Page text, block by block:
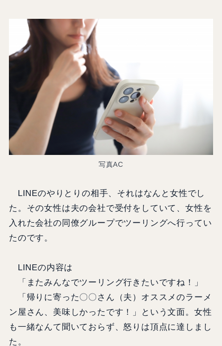
写真AC
LINEのやりとりの相手、それはなんと女性でし
た。その女性は夫の会社で受付をしていて、女性を
入れた会社の同僚グループでツーリングへ行ってい
たのです。
LINEの内容は
「またみんなでツーリング行きたいですね！」
「帰りに寄った〇〇さん（夫）オススメのラーメ
ン屋さん、美味しかったです！」という文面。女性
も一緒なんて聞いておらず、怒りは頂点に達しまし
た。